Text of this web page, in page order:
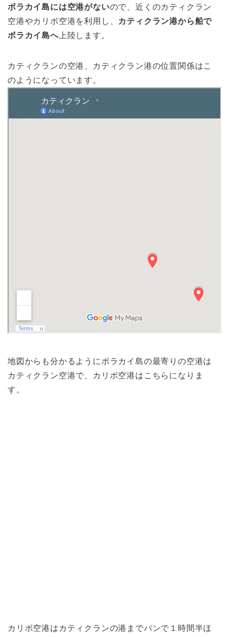
ボラカイ島には空港がないので、近くのカティクラン
空港やカリボ空港を利用し、 カティクラン港から船で
ボラカイ島へ上陸します。
カティクランの空港、カティクラン港の位置関係はこ
のようになっています。
地図からも分かるようにボラカイ島の最寄りの空港は
カティクラン空港で、カリボ空港はこちらになりま
す。
カリボ空港はカティクランの港までバンで１時間半ほ